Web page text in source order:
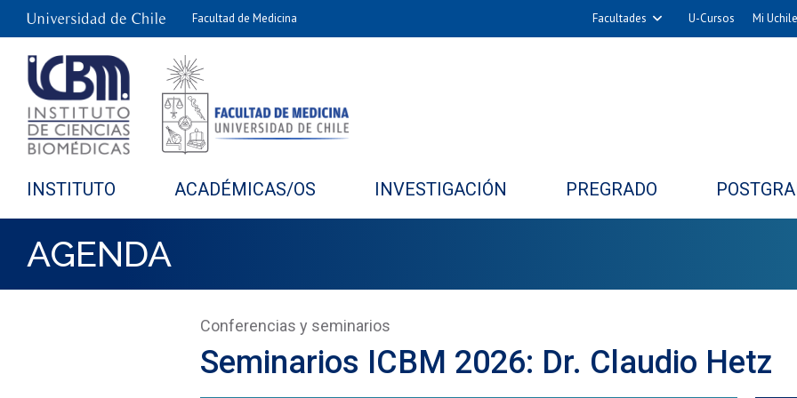
Facultad de Medicina Facultades
Filosofía y Humanidades
U-Cursos Mi Uchile
INSTITUTO ACADÉMICAS/OS INVESTIGACIÓN PREGRADO
AGENDA
Conferencias y seminarios
Seminarios ICBM 2026: Dr. Claudio Hetz